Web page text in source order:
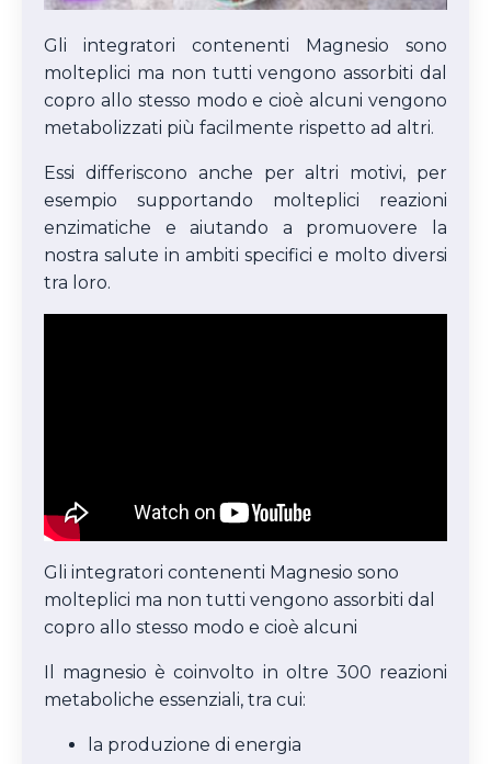
Gli integratori contenenti Magnesio sono
molteplici ma non tutti vengono assorbiti dal
copro allo stesso modo e cioè alcuni vengono
metabolizzati più facilmente rispetto ad altri.
Essi differiscono anche per altri motivi, per
esempio supportando molteplici reazioni
enzimatiche e aiutando a promuovere la
nostra salute in ambiti specifici e molto diversi
tra loro.
Gli integratori contenenti Magnesio sono
molteplici ma non tutti vengono assorbiti dal
copro allo stesso modo e cioè alcuni
Il magnesio è coinvolto in oltre 300 reazioni
metaboliche essenziali, tra cui:
la produzione di energia